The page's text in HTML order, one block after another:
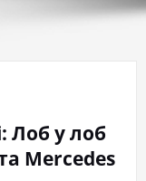
Лоб у лоб
Mercedes